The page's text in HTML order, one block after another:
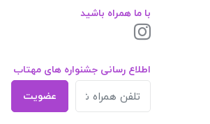
با ما همراه باشید
اطلاع رسانی جشنواره های مهتاب
عضویت